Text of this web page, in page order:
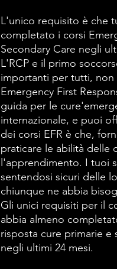
L'unico requisito è che
completato i corsi
Secondary Care negli
L'RCP e il primo
importanti per tutti,
Emergency First
guida per le
internazionale, e puoi
dei corsi EFR è che,
praticare le abilità delle
l'apprendimento. I tuoi
sentendosi sicuri delle
chiunque ne abbia
Gli unici requisiti per il
abbia almeno
risposta cure primarie
negli ultimi 24 mesi.